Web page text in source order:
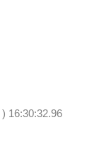
16:30:32.96